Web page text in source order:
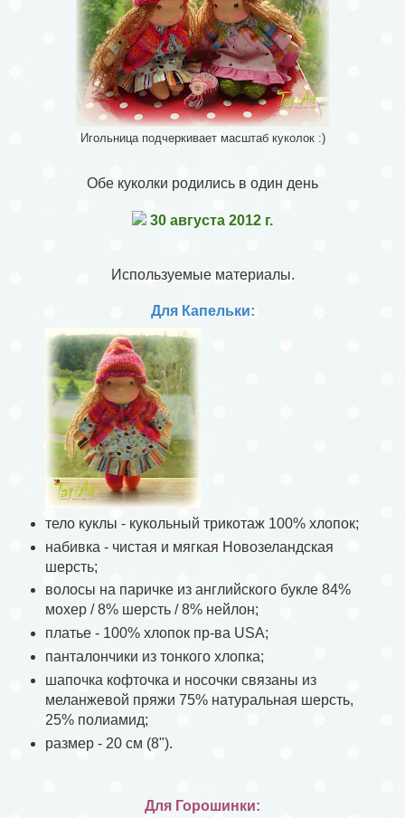
Игольница подчеркивает масштаб куколок :)
Обе куколки родились в один день
30 августа 2012 г.
Используемые материалы.
Для Капельки:
тело куклы - кукольный трикотаж 100% хлопок;
набивка - чистая и мягкая Новозеландская
шерсть;
волосы на паричке из английского букле 84%
мохер / 8% шерсть / 8% нейлон;
платье - 100% хлопок пр-ва USA;
панталончики из тонкого хлопка;
шапочка кофточка и носочки связаны из
меланжевой пряжи 75% натуральная шерсть,
25% полиамид;
размер - 20 см (8").
Для Горошинки: